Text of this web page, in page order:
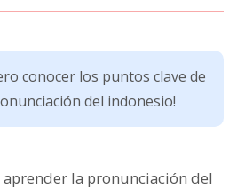
conocer los puntos clave de
del indonesio!
la pronunciación del